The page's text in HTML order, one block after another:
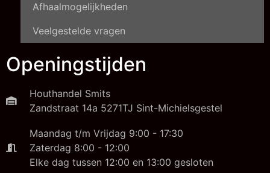
Afhaalmogelijkheden
Veelgestelde vragen
Openingstijden
Houthandel Smits
Zandstraat 14a 5271TJ Sint-Michielsgestel
Maandag t/m Vrijdag 9:00 - 17:30
Zaterdag 8:00 - 12:00
Elke dag tussen 12:00 en 13:00 gesloten